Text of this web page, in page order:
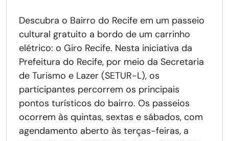
Descubra o Bairro do Recife em um passeio
cultural gratuito a bordo de um carrinho
elétrico: o Giro Recife. Nesta iniciativa da
Prefeitura do Recife, por meio da Secretaria
de Turismo e Lazer (SETUR-L), os
participantes percorrem os principais
pontos turísticos do bairro. Os passeios
ocorrem às quintas, sextas e sábados, com
agendamento aberto às terças-feiras, a